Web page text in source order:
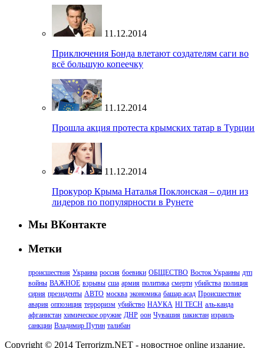
11.12.2014
Приключения Бонда влетают создателям саги во
всё большую копеечку
11.12.2014
Прошла акция протеста крымских татар в Турции
11.12.2014
Прокурор Крыма Наталья Поклонская – один из
лидеров по популярности в Рунете
Мы ВКонтакте
Метки
происшествия Украина россия боевики ОБЩЕСТВО Восток Украины дтп
войны ВАЖНОЕ взрывы сша армия политика смерти убийства полиция
сирия президенты АВТО москва экономика башар асад Происшествие
авария оппозиция терроризм убийство НАУКА HI TECH аль-каида
афганистан химическое оружие ДНР оон Чувашия пакистан израиль
санкции Владимир Путин талибан
Copyright © 2014 Terrorizm.NET - новостное online издание.